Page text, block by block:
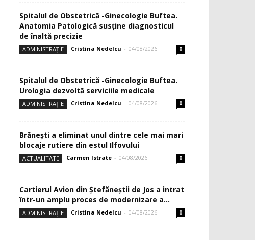
Spitalul de Obstetrică -Ginecologie Buftea.
Anatomia Patologică susţine diagnosticul
de înaltă precizie
ADMINISTRAȚIE Cristina Nedelcu - 04/08/2026 0
Spitalul de Obstetrică -Ginecologie Buftea.
Urologia dezvoltă serviciile medicale
ADMINISTRAȚIE Cristina Nedelcu - 04/08/2026 0
Brănești a eliminat unul dintre cele mai mari
blocaje rutiere din estul Ilfovului
ACTUALITATE Carmen Istrate - 04/08/2026 0
Cartierul Avion din Ştefăneştii de Jos a intrat
într-un amplu proces de modernizare a...
ADMINISTRAȚIE Cristina Nedelcu - 04/08/2026 0